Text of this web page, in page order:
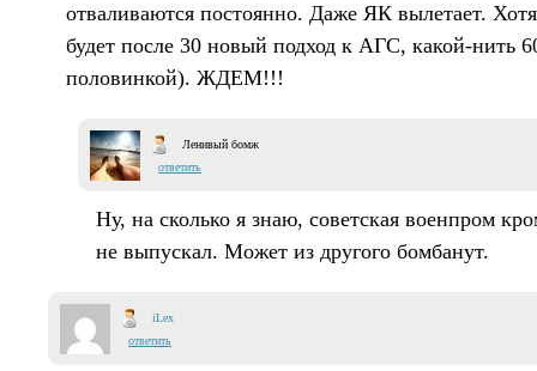
отваливаются постоянно. Даже ЯК вылетает.
будет после 30 новый подход к АГС, какой-нить
половинкой). ЖДЕМ!!!
Ленивый бомж
ответить
Ну, на сколько я знаю, советская военпром
не выпускал. Может из другого бомбанут.
iLex
ответить